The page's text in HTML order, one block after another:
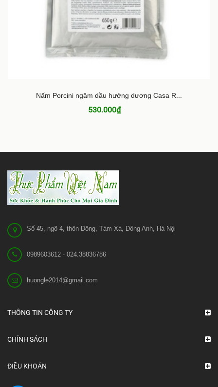
Nấm Porcini ngâm dầu hướng dương Casa R...
530.000₫
Số 45, ngõ 4, thôn Đông, Tàm Xá, Đông Anh, Hà Nội
0989603612 - 024.38836786
huongle2014@gmail.com
THÔNG TIN CÔNG TY
CHÍNH SÁCH
ĐIỀU KHOẢN